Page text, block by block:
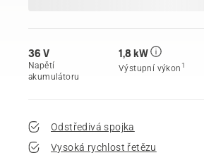
36 V
Napětí
akumulátoru
1,8 kW
Výstupní výkon 1
Odstředivá spojka
Vysoká rychlost řetězu